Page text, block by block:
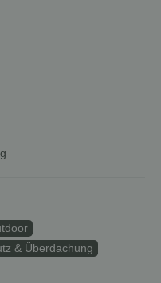
& Überdachung